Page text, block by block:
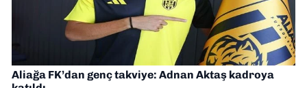
Aliağa FK’dan genç takviye: Adnan Aktaş kadroya